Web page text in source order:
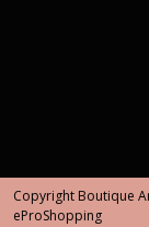
Copyright Boutique
eProShopping